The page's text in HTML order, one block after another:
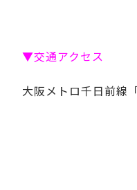
▼交通アクセス
大阪メトロ千日前